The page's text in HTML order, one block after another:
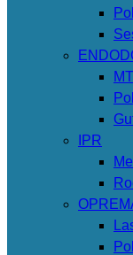
IPR